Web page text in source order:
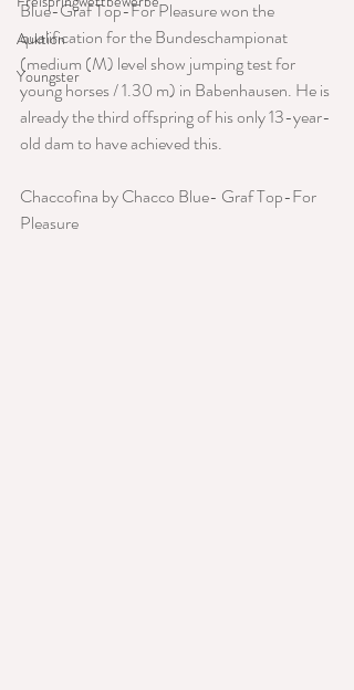
Auktion
Youngster
Blue-Graf Top-For Pleasure won the
qualification for the Bundeschampionat
(medium (M) level show jumping test for
young horses / 1.30 m) in Babenhausen. He is
already the third offspring of his only 13-year-
old dam to have achieved this.
Chaccofina by Chacco Blue- Graf Top-For
Pleasure